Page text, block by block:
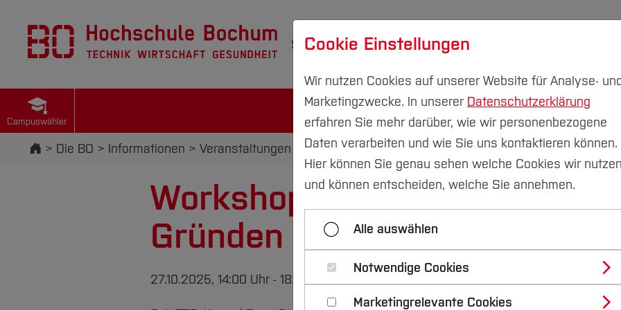
Studium Forschung & Transfer
Campuswähler
Startseite
Die BO Informationen Veranstaltungen
Workshop “Plötzlich Chef*in.
Gründen zur Führung
27.10.2025, 14:00 Uhr - 18:00 Uhr
Cookie Einstellungen
Wir nutzen Cookies auf unserer Website für Analyse- und
Marketingzwecke. In unserer Datenschutzerklärung
erfahren Sie mehr darüber, wie wir personenbezogene
Daten verarbeiten und wie Sie uns kontaktieren können.
Hier können Sie genau sehen welche Cookies wir nutzen
und können entscheiden, welche Sie annehmen.
Alle auswählen
Notwendige Cookies
Marketingrelevante Cookies